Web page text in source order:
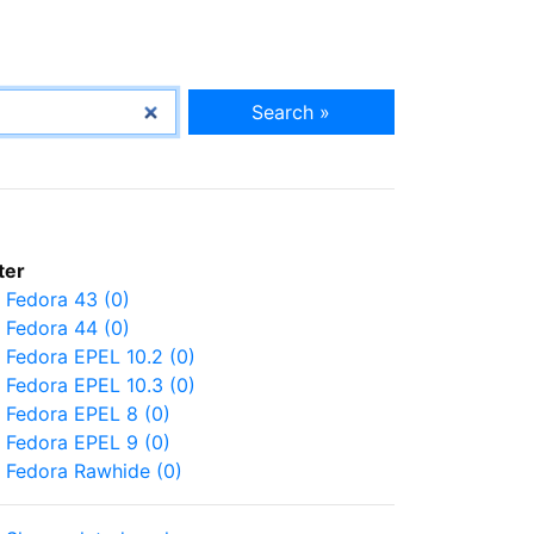
Search »
Fedora 43 (0)
Fedora 44 (0)
Fedora EPEL 10.2 (0)
Fedora EPEL 10.3 (0)
Fedora EPEL 8 (0)
Fedora EPEL 9 (0)
Fedora Rawhide (0)